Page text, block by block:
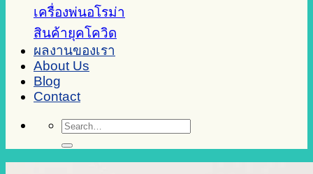
เครื่องพ่นอโรม่า
สินค้ายุคโควิด
ผลงานของเรา
About Us
Blog
Contact
Search